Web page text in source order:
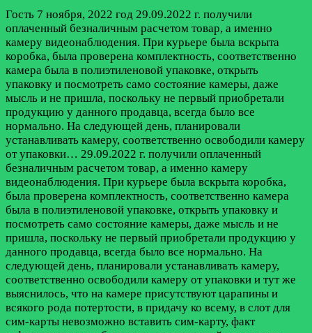
Гость 7 ноября, 2022 год 29.09.2022 г. получили
оплаченный безналичным расчетом товар, а именно
камеру видеонаблюдения. При курьере была вскрыта
коробка, была проверена комплектность, соответственно
камера была в полиэтиленовой упаковке, открыть
упаковку и посмотреть само состояние камеры, даже
мысль и не пришла, поскольку не первый приобретали
продукцию у данного продавца, всегда было все
нормально. На следующей день, планировали
устанавливать камеру, соответственно освободили камеру
от упаковки… 29.09.2022 г. получили оплаченный
безналичным расчетом товар, а именно камеру
видеонаблюдения. При курьере была вскрыта коробка,
была проверена комплектность, соответственно камера
была в полиэтиленовой упаковке, открыть упаковку и
посмотреть само состояние камеры, даже мысль и не
пришла, поскольку не первый приобретали продукцию у
данного продавца, всегда было все нормально. На
следующей день, планировали устанавливать камеру,
соответственно освободили камеру от упаковки и тут же
выяснилось, что на камере присутствуют царапины и
всякого рода потертости, в придачу ко всему, в слот для
сим-карты невозможно вставить сим-карту, факт